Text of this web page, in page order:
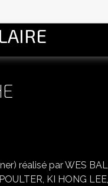
réalisé par WES
KI HONG